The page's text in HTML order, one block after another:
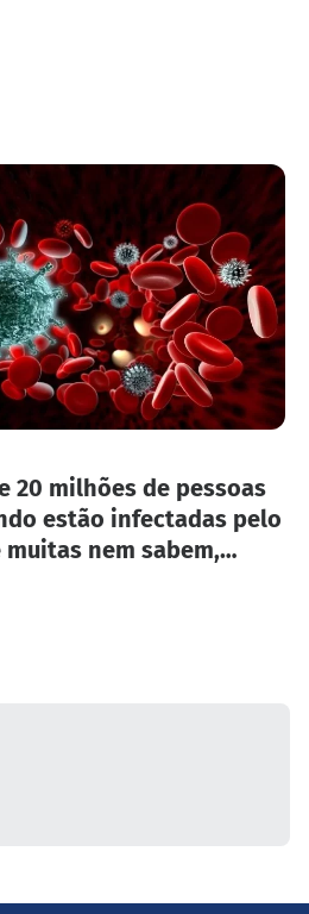
20 milhões de pessoas
estão infectadas pelo
muitas nem sabem,